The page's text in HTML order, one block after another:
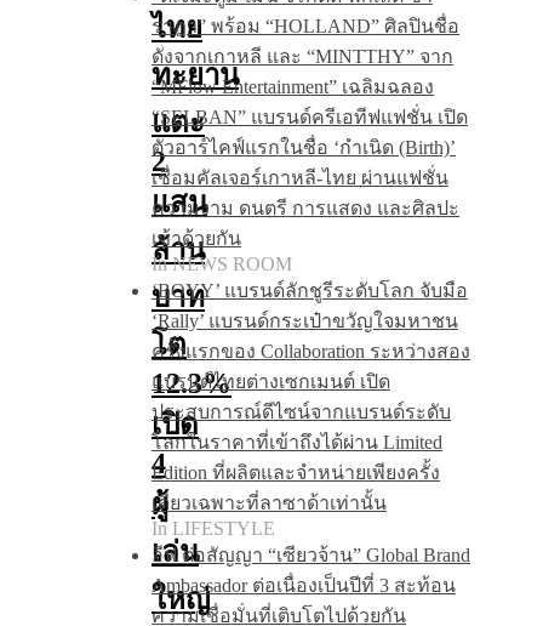
ไทย
ทะยาน
แตะ
2
แสน
ล้าน
บาท
โต
12.3%
เปิด
4
ผู้
เล่น
ใหญ่
ราฎา” พร้อม “HOLLAND” ศิลปินชื่อ
ดังจากเกาหลี และ “MINTTHY” จาก
“MFlow Entertainment” เฉลิมฉลอง
“SELBAN” แบรนด์ครีเอทีฟแฟชั่น เปิด
ตัวอาร์ไคฟ์แรกในชื่อ ‘กำเนิด (Birth)’
เชื่อมคัลเจอร์เกาหลี-ไทย ผ่านแฟชั่น
ความงาม ดนตรี การแสดง และศิลปะ
เข้าด้วยกัน
In NEWS ROOM
‘BOYY’ แบรนด์ลักชูรีระดับโลก จับมือ
‘Rally’ แบรนด์กระเป๋าขวัญใจมหาชน
ครั้งแรกของ Collaboration ระหว่างสอง
แบรนด์ไทยต่างเซกเมนต์ เปิด
ประสบการณ์ดีไซน์จากแบรนด์ระดับ
โลกในราคาที่เข้าถึงได้ผ่าน Limited
Edition ที่ผลิตและจำหน่ายเพียงครั้ง
เดียวเฉพาะที่ลาซาด้าเท่านั้น
In LIFESTYLE
อีฟ ต่อสัญญา “เซียวจ้าน” Global Brand
Ambassador ต่อเนื่องเป็นปีที่ 3 สะท้อน
ความเชื่อมั่นที่เติบโตไปด้วยกัน